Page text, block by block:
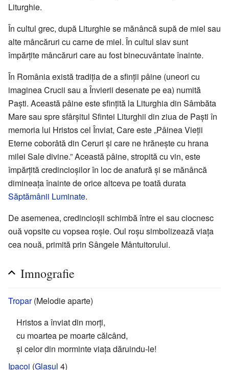
Liturghie.
În cultul grec, după Liturghie se mănâncă supă de miel sau
alte mâncăruri cu carne de miel. În cultul slav sunt
împărțite mâncăruri care au fost binecuvântate înainte.
În România există tradiția de a sfinții pâine (uneori cu
imaginea Crucii sau a Învierii desenate pe ea) numită
Paști. Această pâine este sfințită la Liturghia din Sâmbăta
Mare sau spre sfârșitul Sfintei Liturghii din ziua de Paști în
memoria lui Hristos cel Înviat, Care este „Pâinea Vieții
Eterne coborâtă din Ceruri și care ne hrănește cu hrana
milei Sale divine.” Această pâine, stropită cu vin, este
împărțită credincioșilor în loc de anafură și se mănâncă
dimineața înainte de orice altceva pe toată durata
Săptămânii Luminate.
De asemenea, credincioșii schimbă între ei sau ciocnesc
ouă vopsite cu vopsea roșie. Oul roșu simbolizează viața
cea nouă, primită prin Sângele Mântuitorului.
Imnografie
Tropar(Melodie aparte)
Hristos a înviat din morți,
cu moartea pe moarte călcând,
și celor din morminte viața dăruindu-le!
Ipacoi (Glasul 4)